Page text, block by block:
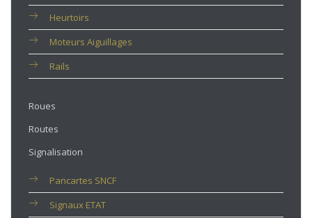
Heurtoirs
Moteurs Aiguillages
Rails
Roues
Routes
Signalisation
Pancartes SNCF
Signaux ETAT